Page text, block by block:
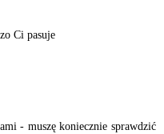
Ci pasuje
- muszę koniecznie sprawdzić